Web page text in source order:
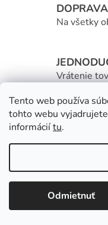
Tento web používa
tohto webu
informáciítu.
Odmietnuť
Na všetky
Vrátenie
Kontakt